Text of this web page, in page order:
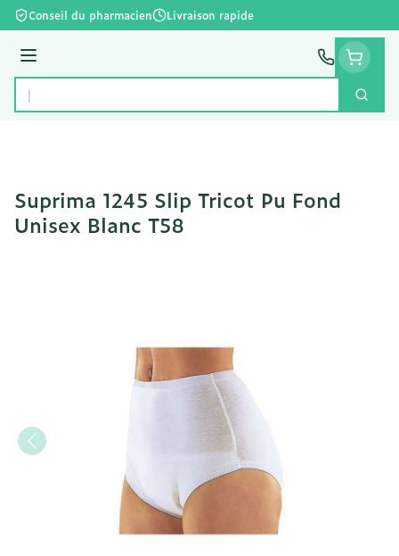
Aller au contenu
Conseil du pharmacien Livraison rapide
Menu
Rechercher
Suprima 1245 Slip Tricot Pu Fond
Unisex Blanc T58